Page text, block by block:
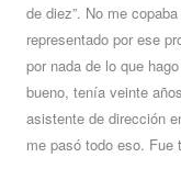
de diez”. No me
representado por ese
por nada de lo que
bueno, tenía veinte
asistente de dirección
me pasó todo eso. Fue